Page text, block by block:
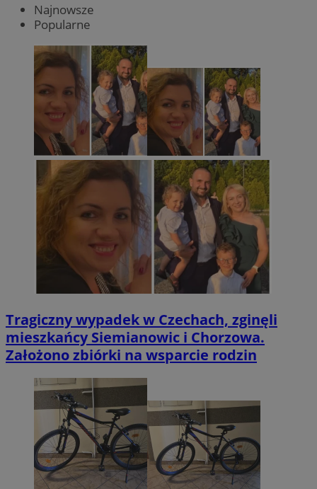
Najnowsze
Popularne
Tragiczny wypadek w Czechach, zginęli
mieszkańcy Siemianowic i Chorzowa.
Założono zbiórki na wsparcie rodzin